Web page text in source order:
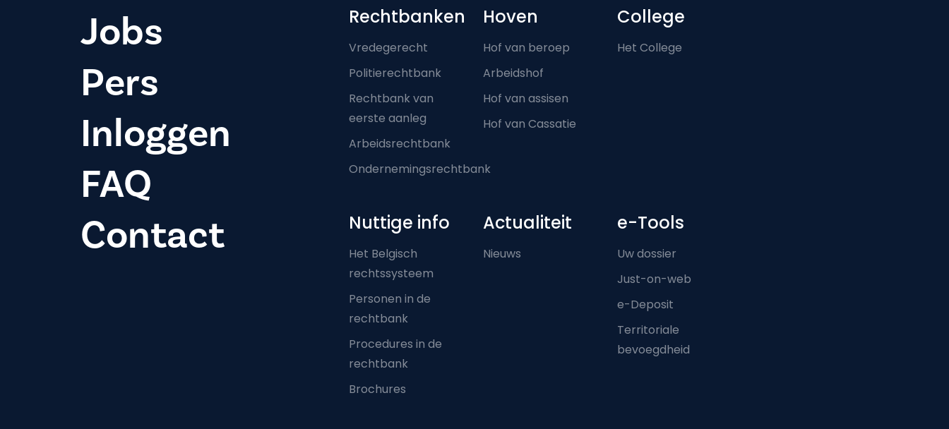
Jobs
Pers
Inloggen
FAQ
Contact
Footer-menu
Rechtbanken
Vredegerecht
Politierechtbank
Rechtbank van
eerste aanleg
Arbeidsrechtbank
Ondernemingsrechtbank
Hoven
Hof van beroep
Arbeidshof
Hof van assisen
Hof van Cassatie
College
Het College
Nuttige info
Het Belgisch
rechtssysteem
Personen in de
rechtbank
Procedures in de
rechtbank
Brochures
Actualiteit
Nieuws
e-Tools
Uw dossier
Just-on-web
e-Deposit
Territoriale
bevoegdheid